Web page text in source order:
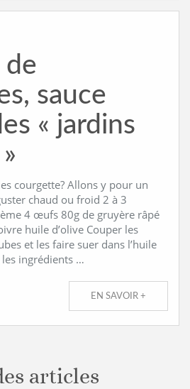
de
sauce
« jardins
courgette? Allons y pour un
chaud ou froid 2 à 3
4 œufs 80g de gruyère râpé
huile d’olive Couper les
et les faire suer dans l’huile
les ingrédients …
EN SAVOIR +
articles